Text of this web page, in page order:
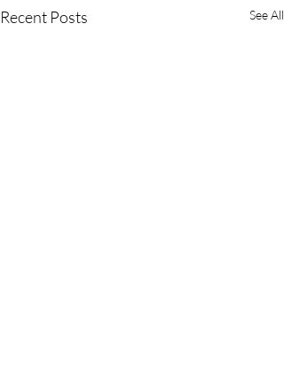
Recent Posts See All